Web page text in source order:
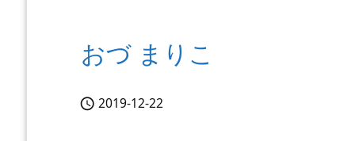
おづ まりこ
 2019-12-22